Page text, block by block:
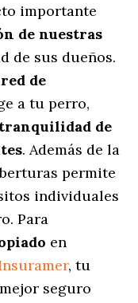
importante
de nuestras
de sus dueños.
red de
a tu perro,
tranquilidad de
. Además de la
permite
individuales
Para
en
, tu
seguro